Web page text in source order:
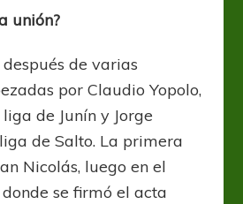
unión?
de varias
por Claudio Yopolo,
de Junín y Jorge
de Salto. La primera
Nicolás, luego en el
se firmó el acta